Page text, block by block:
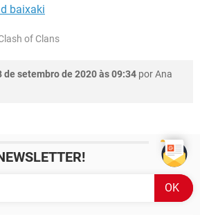
baixaki
of Clans
de setembro de 2020 às 09:34 porAna